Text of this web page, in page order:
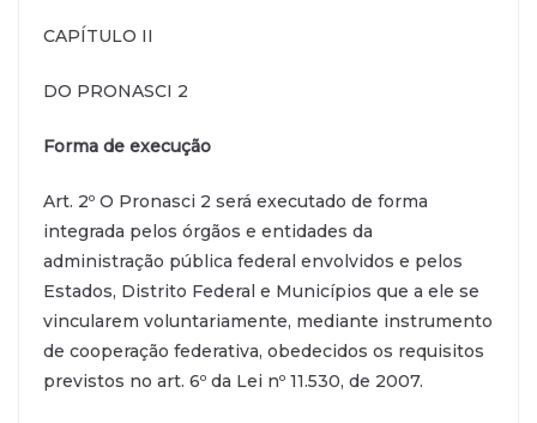
CAPÍTULO II
DO PRONASCI 2
Forma de execução
Art. 2º O Pronasci 2 será executado de forma
integrada pelos órgãos e entidades da
administração pública federal envolvidos e pelos
Estados, Distrito Federal e Municípios que a ele se
vincularem voluntariamente, mediante instrumento
de cooperação federativa, obedecidos os requisitos
previstos no art. 6º da Lei nº 11.530, de 2007.